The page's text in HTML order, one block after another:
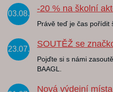
03.08.
-20 % na školní
Právě teď je čas pořídit
23.07.
SOUTĚŽ se
Pojďte si s námi
BAAGL.
Nová výdejní